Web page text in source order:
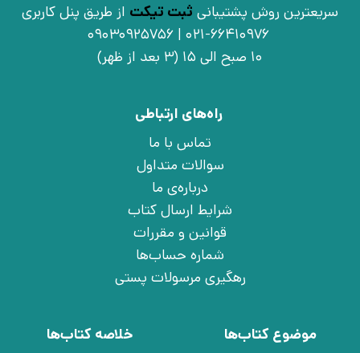
سریعترین روش پشتیبانی ثبت تیکت از طریق پنل کاربری
021-66410976 | 09030925756
10 صبح الی 15 (3 بعد از ظهر)
راه‌های ارتباطی
تماس با ما
سوالات متداول
درباره‌ی ما
شرایط ارسال کتاب
قوانین و مقررات
شماره حساب‌ها
رهگیری مرسولات پستی
موضوع کتاب‌ها
خلاصه کتاب‌ها